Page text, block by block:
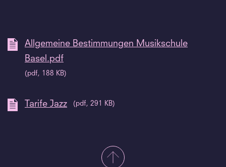
Allgemeine Bestimmungen Musikschule
Basel.pdf
(pdf, 188 KB)
Tarife Jazz (pdf, 291 KB)